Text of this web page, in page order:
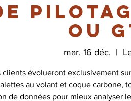
ou
mar. 16 déc.
  |
clients évolueront exclusivement
au volant et coque carbone,
de données pour mieux analyser